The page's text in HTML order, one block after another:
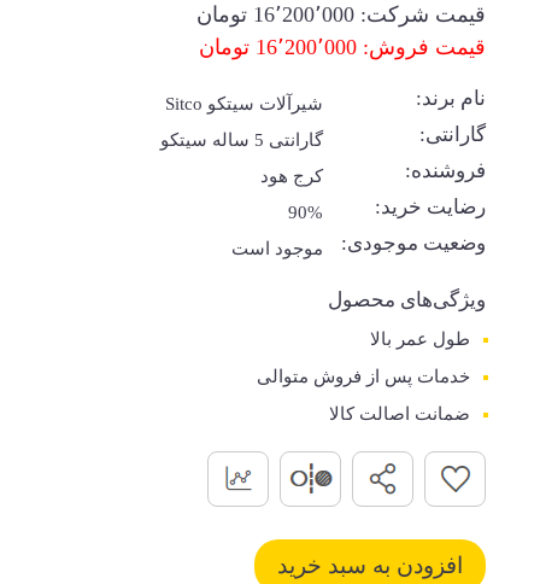
قیمت شرکت: 16٬200٬000 تومان
قیمت فروش: 16٬200٬000 تومان
نام برند: شیرآلات سیتکو Sitco
گارانتی: گارانتی 5 ساله سیتکو
فروشنده: کرج هود
رضایت خرید: 90%
وضعیت موجودی: موجود است
ویژگی‌های محصول
طول عمر بالا
خدمات پس از فروش متوالی
ضمانت اصالت کالا